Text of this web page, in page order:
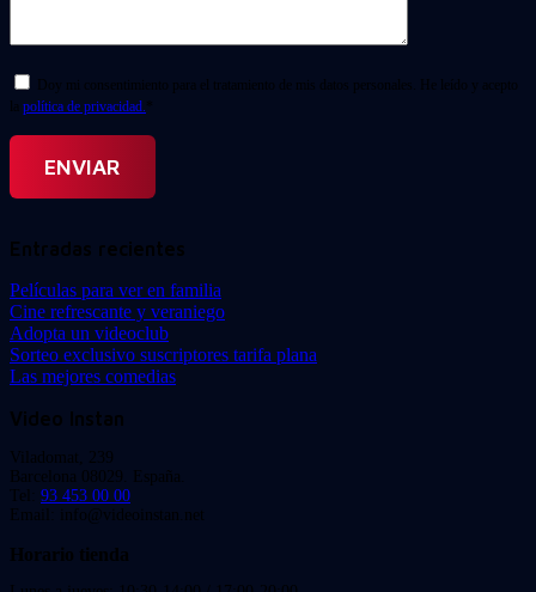
Doy mi consentimiento para el tratamiento de mis datos personales. He leído y acepto
la política de privacidad. *
Entradas recientes
Películas para ver en familia
Cine refrescante y veraniego
Adopta un videoclub
Sorteo exclusivo suscriptores tarifa plana
Las mejores comedias
Video Instan
Viladomat, 239
Barcelona 08029. España.
Tel: 93 453 00 00
Email: info@videoinstan.net
Horario tienda